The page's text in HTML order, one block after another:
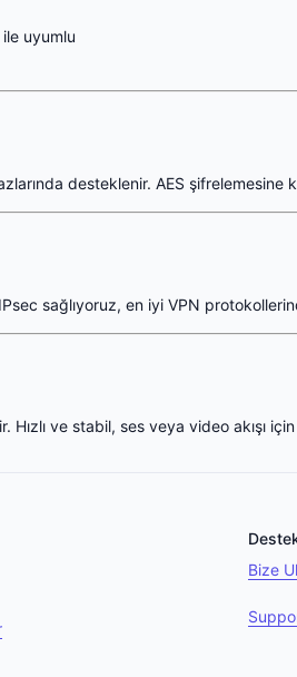
uyumlu
desteklenir. AES şifrelemesine
sağlıyoruz, en iyi VPN
ve stabil, ses veya video akışı
Bize